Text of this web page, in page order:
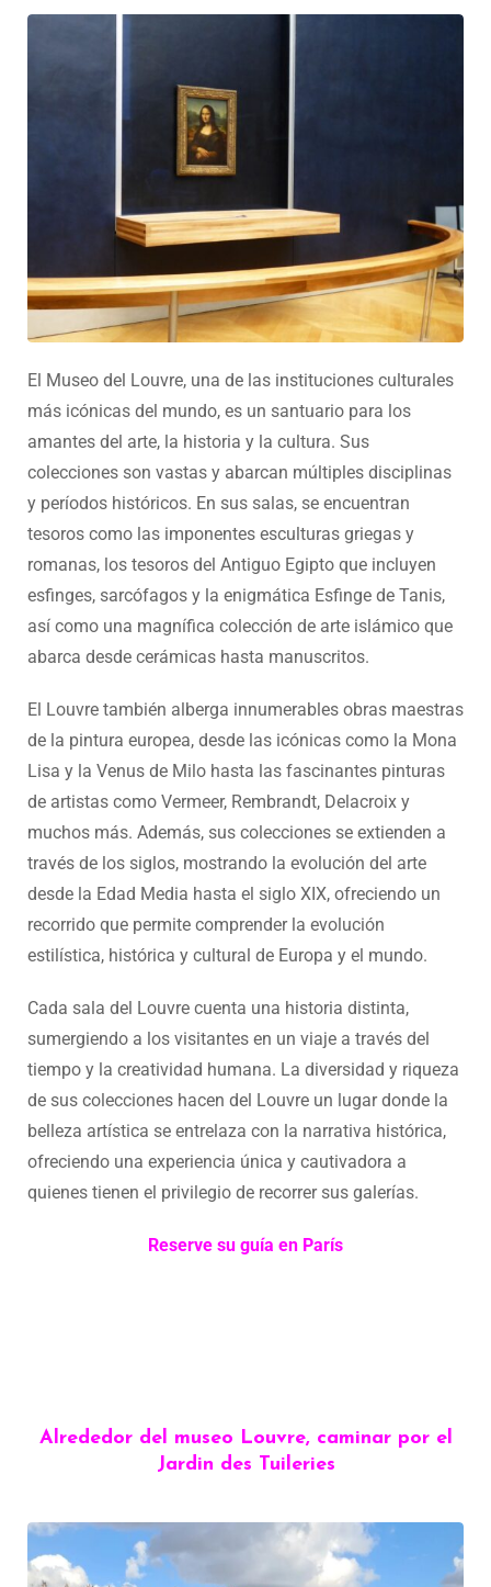
El Museo del Louvre, una de las instituciones culturales
más icónicas del mundo, es un santuario para los
amantes del arte, la historia y la cultura. Sus
colecciones son vastas y abarcan múltiples disciplinas
y períodos históricos. En sus salas, se encuentran
tesoros como las imponentes esculturas griegas y
romanas, los tesoros del Antiguo Egipto que incluyen
esfinges, sarcófagos y la enigmática Esfinge de Tanis,
así como una magnífica colección de arte islámico que
abarca desde cerámicas hasta manuscritos.
El Louvre también alberga innumerables obras maestras
de la pintura europea, desde las icónicas como la Mona
Lisa y la Venus de Milo hasta las fascinantes pinturas
de artistas como Vermeer, Rembrandt, Delacroix y
muchos más. Además, sus colecciones se extienden a
través de los siglos, mostrando la evolución del arte
desde la Edad Media hasta el siglo XIX, ofreciendo un
recorrido que permite comprender la evolución
estilística, histórica y cultural de Europa y el mundo.
Cada sala del Louvre cuenta una historia distinta,
sumergiendo a los visitantes en un viaje a través del
tiempo y la creatividad humana. La diversidad y riqueza
de sus colecciones hacen del Louvre un lugar donde la
belleza artística se entrelaza con la narrativa histórica,
ofreciendo una experiencia única y cautivadora a
quienes tienen el privilegio de recorrer sus galerías.
Reserve su guía en París
Alrededor del museo Louvre, caminar por el
Jardin des Tuileries